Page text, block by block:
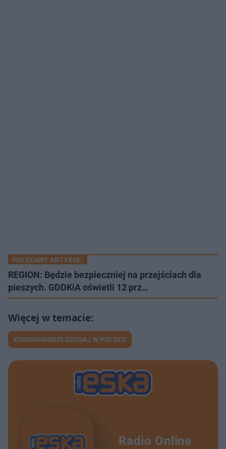
POLECANY ARTYKUŁ:
REGION: Będzie bezpieczniej na przejściach dla
pieszych. GDDKiA oświetli 12 prz…
KORONAWIRUS DZISIAJ W POLSCE
Radio Online